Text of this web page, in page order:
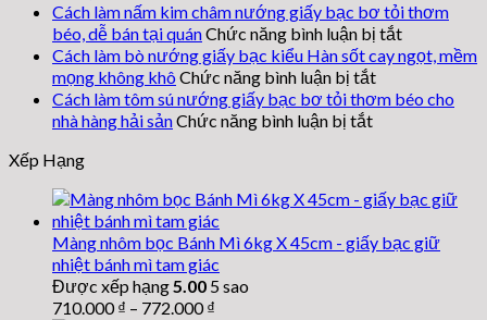
bò
nướng
giấy
bạc
phô
mai
kéo
mềm,
ngậy
Cách làm nấm kim châm nướng giấy bạc bơ tỏi thơm
béo, dễ bán tại quánChức năng bình luận bị tắtở
Cách
nấm
bạc
tỏi
Cách làm bò nướng giấy bạc kiểu Hàn sốt cay ngọt, mềm
mọng không khô Chức năng bình luận bị tắtở
Cách
bạc
Hàn
Cách làm tôm sú nướng giấy bạc bơ tỏi thơm béo cho
nhà hàng hải sảnChức năng bình luận bị tắtở
sú
giấy
Xếp Hạng
Màng nhôm bọc Bánh Mì 6kg X 45cm - giấy bạc giữ
nhiệt bánh mì tam giác
Được xếp hạng5.00 5 sao
710.000₫ – 772.000₫